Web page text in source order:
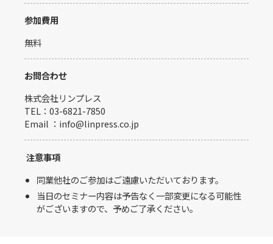
参加費用
無料
お問合わせ
株式会社リンプレス
TEL：03-6821-7850
Email ：info@linpress.co.jp
注意事項
同業他社のご参加はご遠慮いただいております。
当日のセミナー内容は予告なく一部変更になる可能性
がございますので、予めご了承ください。